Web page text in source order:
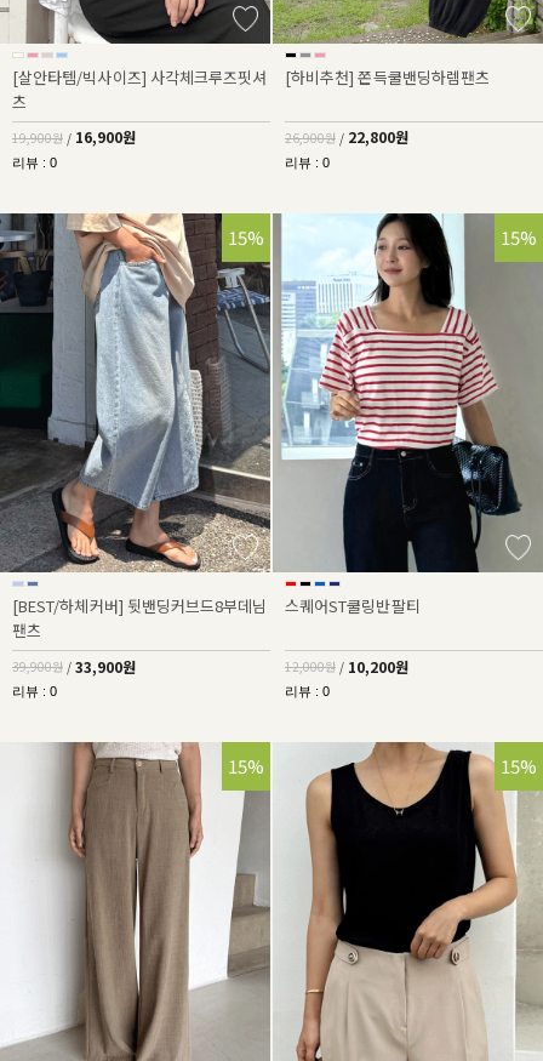
[살안타템/빅사이즈] 사각체크루즈핏셔
츠
19,900원 / 16,900원
리뷰 : 0
[하비추천] 쫀득쿨밴딩하렘팬츠
26,900원 / 22,800원
리뷰 : 0
15%
[BEST/하체커버] 뒷밴딩커브드8부데님
팬츠
39,900원 / 33,900원
리뷰 : 0
15%
스퀘어ST쿨링반팔티
12,000원 / 10,200원
리뷰 : 0
15% 15%